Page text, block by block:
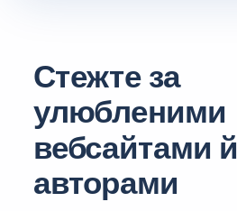
Стежте за
улюбленими
вебсайтами й
авторами